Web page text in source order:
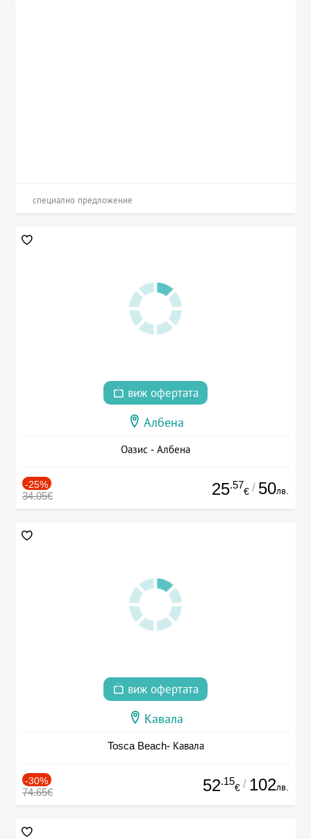
специално предложение
виж офертата
Албена
Оазис - Албена
-25%
34.05€ 25.57
€ / 50лв.
виж офертата
Кавала
Tosca Beach- Кавала
-30%
74.65€ 52.15
€ / 102лв.